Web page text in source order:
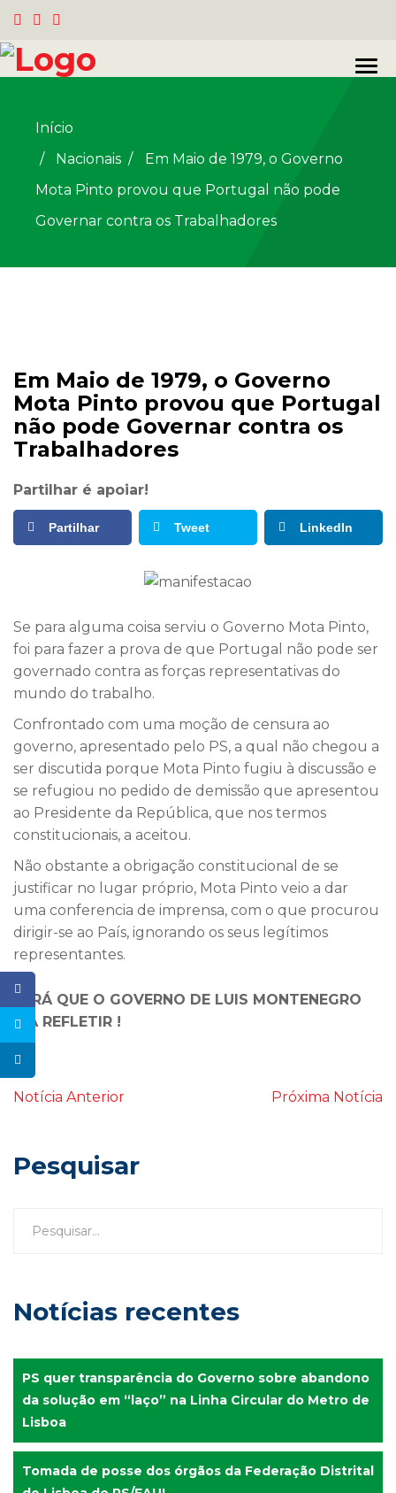
Início
Nacionais /
Em Maio de 1979, o Governo
Mota Pinto provou que Portugal não pode
Governar contra os Trabalhadores
Em Maio de 1979, o Governo
Mota Pinto provou que Portugal
não pode Governar contra os
Trabalhadores
Partilhar é apoiar!
Partilhar Tweet LinkedIn
Se para alguma coisa serviu o Governo Mota Pinto,
foi para fazer a prova de que Portugal não pode ser
governado contra as forças representativas do
mundo do trabalho.
Confrontado com uma moção de censura ao
governo, apresentado pelo PS, a qual não chegou a
ser discutida porque Mota Pinto fugiu à discussão e
se refugiou no pedido de demissão que apresentou
ao Presidente da República, que nos termos
constitucionais, a aceitou.
Não obstante a obrigação constitucional de se
justificar no lugar próprio, Mota Pinto veio a dar
uma conferencia de imprensa, com o que procurou
dirigir-se ao País, ignorando os seus legítimos
representantes.
SERÁ QUE O GOVERNO DE LUIS MONTENEGRO
IRÁ REFLETIR !
Notícia Anterior Próxima Notícia
Pesquisar
Notícias recentes
PS quer transparência do Governo sobre abandono
da solução em “laço” na Linha Circular do Metro de
Lisboa
Tomada de posse dos órgãos da Federação Distrital